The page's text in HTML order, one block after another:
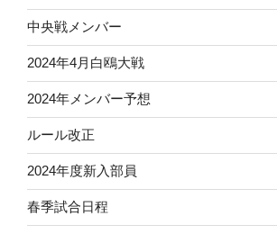
中央戦メンバー
2024年4月白鴎大戦
2024年メンバー予想
ルール改正
2024年度新入部員
春季試合日程